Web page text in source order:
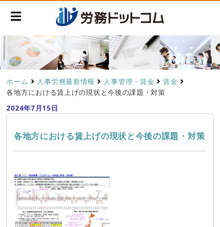
ホーム 人事労務最新情報 人事管理・賃金
賃金
各地方における賃上げの現状と今後の課題・対策
2024年7月15日
各地方における賃上げの現状と今後の課題・対策